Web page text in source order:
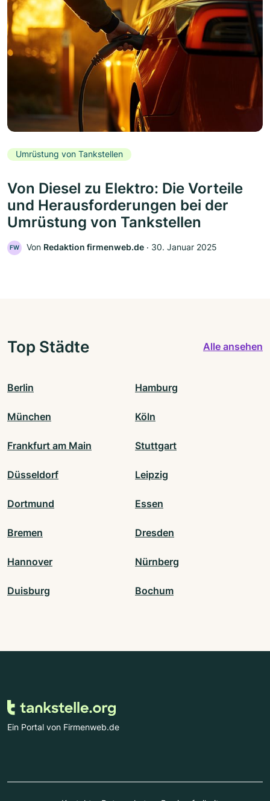
Umrüstung von Tankstellen
Von Diesel zu Elektro: Die Vorteile
und Herausforderungen bei der
Umrüstung von Tankstellen
FW Von Redaktion firmenweb.de ‧ 30. Januar 2025
Top Städte Alle ansehen
Berlin Hamburg
München Köln
Frankfurt am Main Stuttgart
Düsseldorf Leipzig
Dortmund Essen
Bremen Dresden
Hannover Nürnberg
Duisburg Bochum
Ein Portal von Firmenweb.de